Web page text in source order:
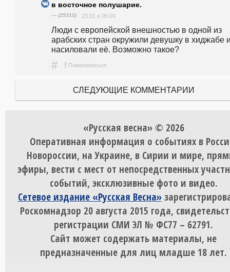
в восточное полушарие.
— (25310) 23.01 в 05:09
Люди с европейской внешностью в одной из
арабских стран окружили девушку в хиджабе
насиловали её. Возможно такое?
# ! Пожаловаться
СЛЕДУЮЩИЕ КОММЕНТАРИИ
«Русская весна» © 2026
Оперативная информация о событиях в
Новороссии, на Украине, в Сирии и мире,
эфиры, вести с мест от непосредственных
событий, эксклюзивные фото и видео.
Сетевое издание «Русская Весна»
Роскомнадзор 20 августа 2015 года,
регистрации СМИ ЭЛ № ФС77 – 62791.
Сайт может содержать материалы, не
предназначенные для лиц младше 18 лет.